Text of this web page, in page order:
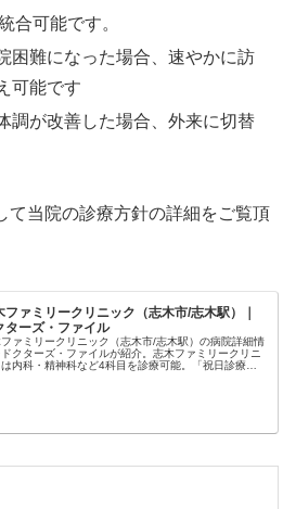
合可能です。
困難になった場合、速やかに訪
可能です
調が改善した場合、外来に切替
て当院の診療方針の詳細をご覧頂
ファミリークリニック（志木市/志木駅）｜
ターズ・ファイル
ァミリークリニック（志木市/志木駅）の病院詳細情
クターズ・ファイルが紹介。志木ファミリークリニ
は内科・精神科など4科目を診療可能。「祝日診療」